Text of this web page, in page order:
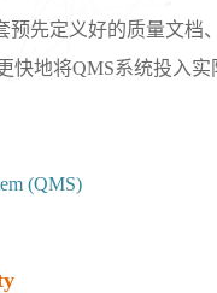
预先定义好的质量文
快地将QMS系统投入
(QMS)